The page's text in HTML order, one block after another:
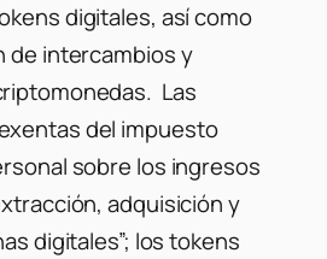
digitales, así como
de intercambios y
Las
del impuesto
sobre los ingresos
adquisición y
digitales”; los tokens